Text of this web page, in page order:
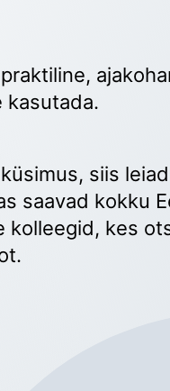
kasutada.
siis
saavad kokku
kolleegid, kes